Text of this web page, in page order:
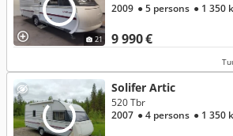
21 9 990 €
2009 ● 5 persons ● 1 350
Solifer Artic
520 Tbr
2007 ● 4 persons ● 1 350